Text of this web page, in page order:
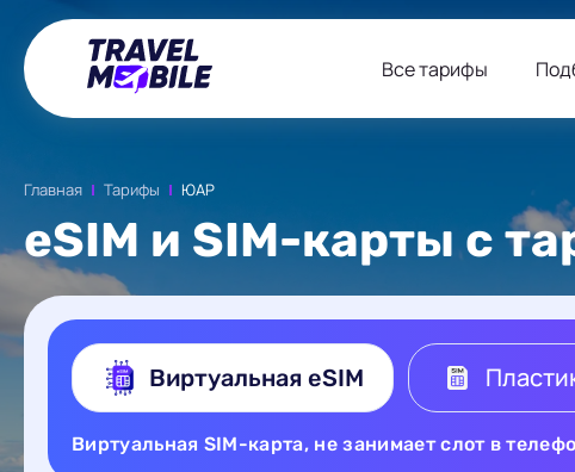
Все тарифы
Главная Тарифы ЮАР
eSIM и SIM-карты с
Виртуальная eSIM
Виртуальная SIM-карта, не занимает слот в